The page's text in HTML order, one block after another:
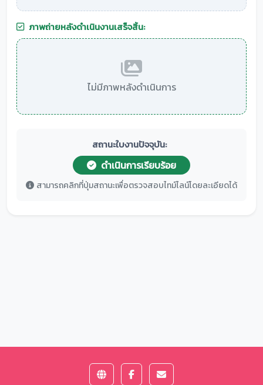
ภาพถ่ายหลังดำเนินงานเสร็จสิ้น:
ไม่มีภาพหลังดำเนินการ
สถานะใบงานปัจจุบัน:
ดำเนินการเรียบร้อย
สามารถคลิกที่ปุ่มสถานะเพื่อตรวจสอบไทม์ไลน์โดยละเอียดได้